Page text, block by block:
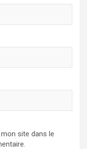
site dans le